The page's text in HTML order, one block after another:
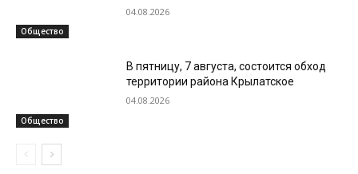
Общество
04.08.2026
Общество
В пятницу, 7 августа, состоится обход
территории района Крылатское
04.08.2026